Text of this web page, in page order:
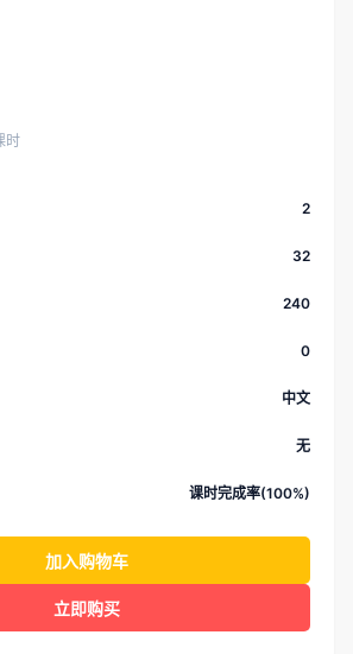
时
2
32
240
0
中文
无
课时完成率(100%)
加入购物车
立即购买